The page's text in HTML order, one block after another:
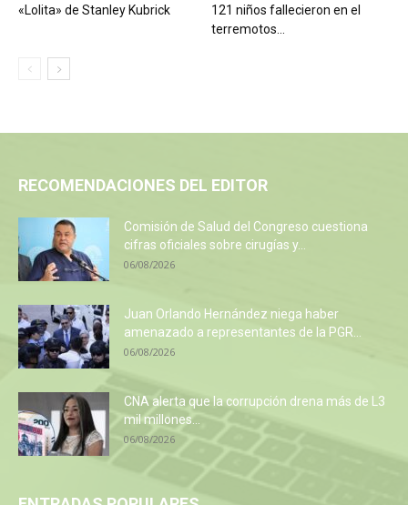
«Lolita» de Stanley Kubrick
121 niños fallecieron en el
terremotos...
RECOMENDACIONES DEL EDITOR
Comisión de Salud del Congreso cuestiona
cifras oficiales sobre cirugías y...
06/08/2026
Juan Orlando Hernández niega haber
amenazado a representantes de la PGR...
06/08/2026
CNA alerta que la corrupción drena más de L3
mil millones...
06/08/2026